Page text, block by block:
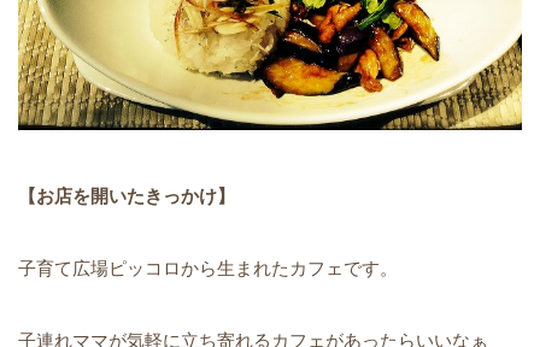
【お店を開いたきっかけ】
子育て広場ピッコロから生まれたカフェです。
子連れママが気軽に立ち寄れるカフェがあったらいいなぁ